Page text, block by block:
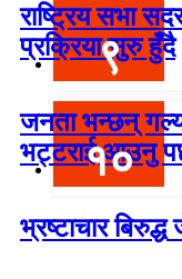
राष्ट्रिय सभा
प्रक्रिया सुरु हुँदै
९
जनता भन्छन्
भट्टराई आउनु
१०
भ्रष्टाचार